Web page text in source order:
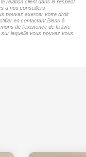
relation client dans le respect
à nos conseillers
pouvez exercer votre droit
en contactant Biens à
de l'existence de la liste
laquelle vous pouvez vous